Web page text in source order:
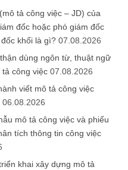
tả công việc – JD) của
đốc hoặc phó giám đốc
khối là gì? 07.08.2026
dùng ngôn từ, thuật ngữ
tả công việc 07.08.2026
viết mô tả công việc
06.08.2026
mô tả công việc và phiếu
tích thông tin công việc
khai xây dựng mô tả